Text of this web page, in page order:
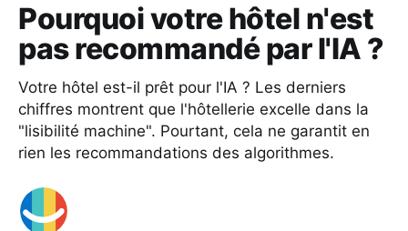
Pourquoi votre hôtel n'est
pas recommandé par l'IA ?
Votre hôtel est-il prêt pour l'IA ? Les derniers
chiffres montrent que l'hôtellerie excelle dans la
"lisibilité machine". Pourtant, cela ne garantit en
rien les recommandations des algorithmes.